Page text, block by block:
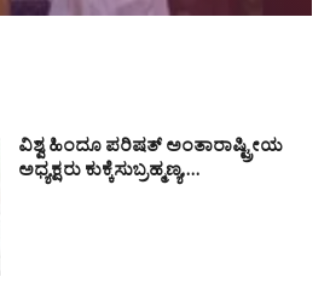
ವಿಶ್ವ ಹಿಂದೂ ಪರಿಷತ್ ಅಂತಾರಾಷ್ಟ್ರೀಯ
ಅಧ್ಯಕ್ಷರು ಕುಕ್ಕೆಸುಬ್ರಹ್ಮಣ್ಯ,…